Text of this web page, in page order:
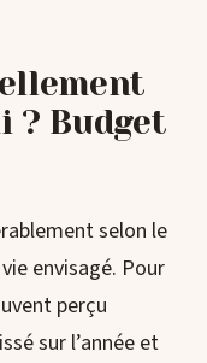
? Budget
selon le
envisagé. Pour
perçu
sur l’année et